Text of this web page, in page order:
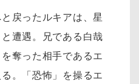
戻ったルキアは、星
遭遇。兄である白哉
奪った相手であるエ
。「恐怖」を操るエ